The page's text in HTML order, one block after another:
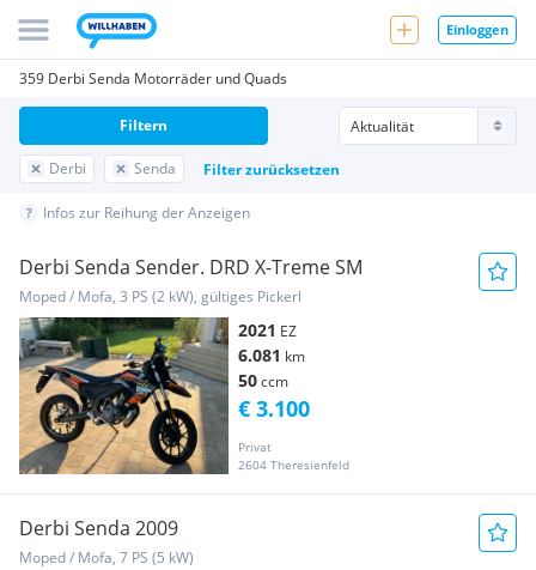
Einloggen
359 Derbi Senda Motorräder und Quads
Derbi Senda Filter zurücksetzen
Filtern
Infos zur Reihung der Anzeigen
Derbi Senda Sender. DRD X-Treme SM
Moped / Mofa, 3 PS (2 kW), gültiges Pickerl
2021 EZ
6.081 km
50ccm
Privat
2604 Theresienfeld
€ 3.100
Derbi Senda 2009
Moped / Mofa, 7 PS (5 kW)